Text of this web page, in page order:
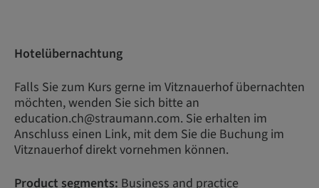
Hotelübernachtung
Falls Sie zum Kurs gerne im Vitznauerhof übernachten
möchten, wenden Sie sich bitte an
education.ch@straumann.com. Sie erhalten im
Anschluss einen Link, mit dem Sie die Buchung im
Vitznauerhof direkt vornehmen können.
Product segments: Business and practice